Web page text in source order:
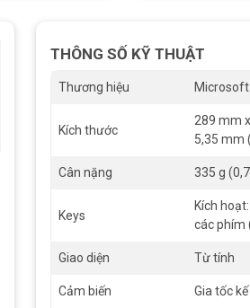
THÔNG SỐ KỸ THUẬT
Thương hiệu Microsoft
Kích thước
289 mm
5,35 mm
Cân nặng
335 g
Keys
Kích
các phím
hàng
F12), Chìa
Giao diện Từ tính
Cảm biến Gia tốc kế